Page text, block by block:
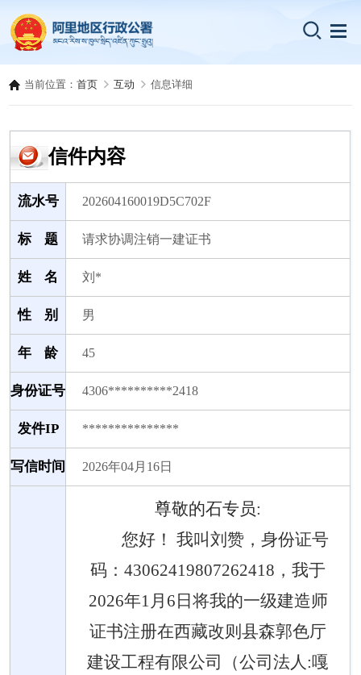
当前位置：首页 互动 信息详细
信件内容
流水号 202604160019D5C702F
标 题 请求协调注销一建证书
姓 名 刘*
性 别 男
年 龄 45
身份证号 4306**********2418
发件IP ***************
写信时间 2026年04月16日
尊敬的石专员:
您好！ 我叫刘赞，身份证号
码：43062419807262418，我于
2026年1月6日将我的一级建造师
证书注册在西藏改则县森郭色厅
建设工程有限公司（公司法人:嘎